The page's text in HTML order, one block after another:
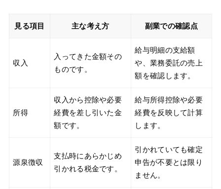
見る項目 主な考え方 副業での確認点
収入
入ってきた金額その
ものです。
給与明細の支給額
や、業務委託の売上
額を確認します。
所得
収入から控除や必要
経費を差し引いた金
額です。
給与所得控除や必要
経費を反映して計算
します。
源泉徴収
支払時にあらかじめ
引かれる税金です。
引かれていても確定
申告が不要とは限り
ません。